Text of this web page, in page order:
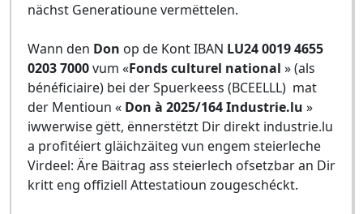
nächst Generatioune vermëttelen.
Wann den Don op de Kont IBAN LU24 0019 4655
0203 7000vum «Fonds culturel national » (als
bénéficiaire) bei der Spuerkeess (BCEELLL) mat
der Mentioun « Don à 2025/164 Industrie.lu »
iwwerwise gëtt, ënnerstëtzt Dir direkt industrie.lu
a profitéiert gläichzäiteg vun engem steierleche
Virdeel: Äre Bäitrag ass steierlech ofsetzbar an Dir
kritt eng offiziell Attestatioun zougeschéckt.